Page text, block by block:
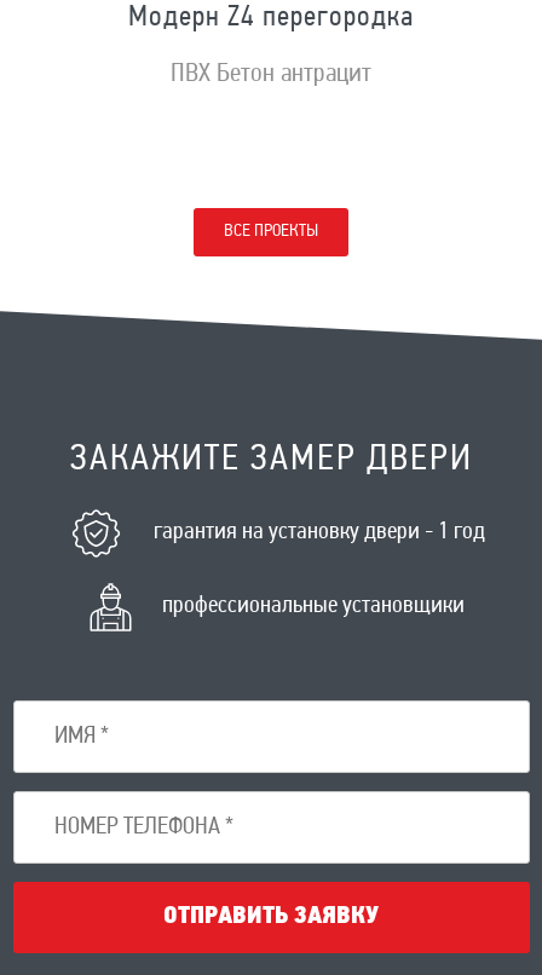
Модерн Z4 перегородка
ПВХ Бетон антрацит
ВСЕ ПРОЕКТЫ
ЗАКАЖИТЕ ЗАМЕР ДВЕРИ
гарантия на установку двери - 1 год
профессиональные установщики
ОТПРАВИТЬ ЗАЯВКУ